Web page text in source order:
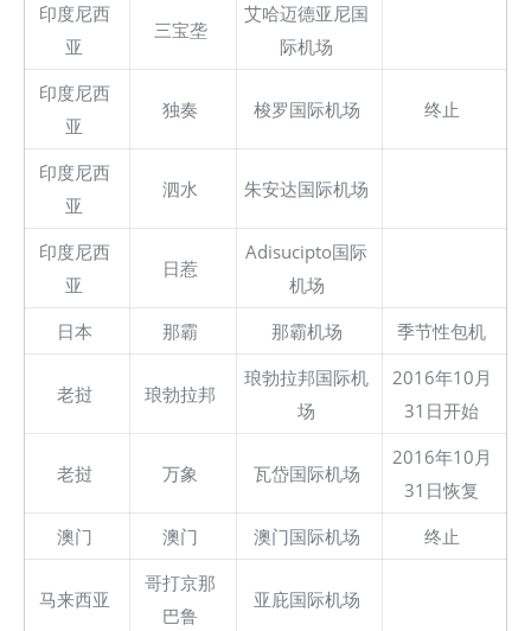
印度尼西
亚
三宝垄
艾哈迈德亚尼国
际机场
印度尼西
亚
独奏 梭罗国际机场 终止
印度尼西
亚
泗水 朱安达国际机场
印度尼西
亚
日惹
Adisucipto国际
机场
日本
那霸 那霸机场 季节性包机
老挝 琅勃拉邦
琅勃拉邦国际机
场
2016年10月
31日开始
老挝 万象 瓦岱国际机场
2016年10月
31日恢复
澳门
澳门 澳门国际机场 终止
马来西亚
哥打京那
巴鲁
亚庇国际机场